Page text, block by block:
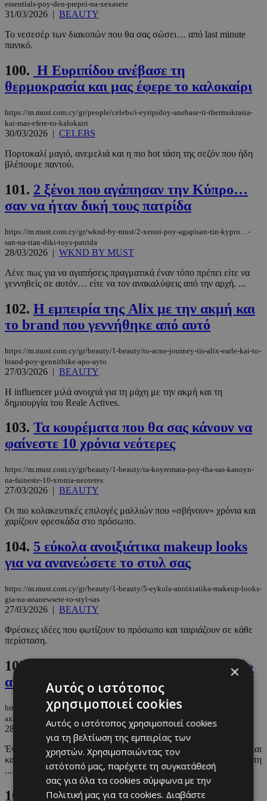
essentials-poy-den-prepei-na-xexasete
31/03/2026 | BEAUTY
Το νεσεσέρ των διακοπών που θα σας σώσει… από last minute
πανικό.
100. Η Ευριπίδου ανέβασε τη
θερμοκρασία και μας έφερε το καλοκαίρι
https://m.must.com.cy/gr/people/celebs/i-eyripidoy-anebase-ti-thermokrasia-
kai-mas-efere-to-kalokairi
30/03/2026 | CELEBS
Πορτοκαλί μαγιό, ανεμελιά και η πιο hot τάση της σεζόν που ήδη
βλέπουμε παντού.
101. 2 ξένοι που αγάπησαν την Κύπρο…
σαν να ήταν δική τους πατρίδα
https://m.must.com.cy/gr/wknd-by-must/2-xenoi-poy-agapisan-tin-kypro…-
san-na-itan-diki-toys-patrida
28/03/2026 | WKND BY MUST
Λένε πως για να αγαπήσεις πραγματικά έναν τόπο πρέπει είτε να
γεννηθείς σε αυτόν… είτε να τον ανακαλύψεις από την αρχή. ...
102. Η εμπειρία της Alix με την ακμή και
το brand που γεννήθηκε από αυτό
https://m.must.com.cy/gr/beauty/1-beauty/to-acne-journey-tis-alix-earle-kai-to-
brand-poy-gennithike-apo-ayto
27/03/2026 | BEAUTY
Η influencer μιλά ανοιχτά για τη μάχη με την ακμή και τη
δημιουργία του Reale Actives.
103. Τα κουρέματα που θα σας κάνουν να
φαίνεστε 10 χρόνια νεότερες
https://m.must.com.cy/gr/beauty/1-beauty/ta-koyremata-poy-tha-sas-kanoyn-
na-faineste-10-xronia-neoteres
27/03/2026 | BEAUTY
Οι πιο κολακευτικές επιλογές μαλλιών που «σβήνουν» χρόνια και
χαρίζουν φρεσκάδα στο πρόσωπο.
104. 5 εύκολα ανοιξιάτικα makeup looks
για να ανανεώσετε το στυλ σας
https://m.must.com.cy/gr/beauty/1-beauty/5-eykola-anoixiatika-makeup-looks-
gia-na-ananewsete-to-styl-sas
27/03/2026 | BEAUTY
Φρέσκες ιδέες που φωτίζουν το πρόσωπο και ταιριάζουν σε κάθε
περίσταση.
105.
Ανακαλύπτουμε εκ νέου 6 «μυστικά»
αξιοθέατα της Κύπρου
https://m.must.com.cy/gr/wknd-by-must/anakalyptoyme-ek-neoy-6-mystika-
axiotheata-tis-kyproy
28/03/2026|WKND BY MUST
Ένα «βυθισμένο» χωριό, μια γαλάζια λίμνη, κρυμμένα σπήλαια και
καταρράκτες… Μήπως ήρθε η ώρα να ανακαλύψουμε την άγνωστη
...
106.
H Κάτια Θεοδότου μας δείχνει την
×
Αυτός ο ιστότοπος
χρησιμοποιεί cookies
Αυτός ο ιστότοπος χρησιμοποιεί cookies
για τη βελτίωση της εμπειρίας των
χρηστών. Χρησιμοποιώντας τον
ιστότοπό μας, παρέχετε τη συγκατάθεσή
σας για όλα τα cookies σύμφωνα με την
Πολιτική μας για τα cookies. Διαβάστε